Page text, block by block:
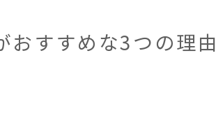
おすすめな3つの理由